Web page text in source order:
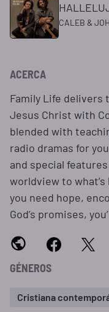
CALEB &
ACERCA
Family Life delivers
Jesus Christ with
blended with
radio dramas for
and special
worldview to
you need hope,
God’s promises,
GÉNEROS
Cristiana